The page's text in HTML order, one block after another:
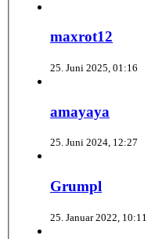
maxrot12
25. Juni 2025, 01:16
amayaya
25. Juni 2024, 12:27
Grumpl
25. Januar 2022, 10:11